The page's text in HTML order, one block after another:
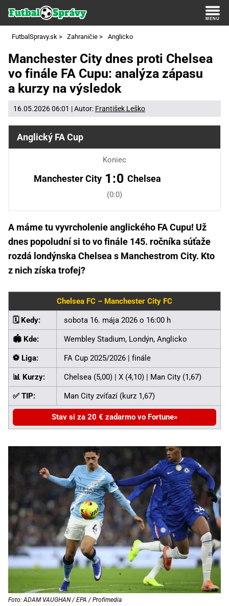
FutbalSpravy.sk > Zahraničie > Anglicko
Manchester City dnes proti Chelsea
vo finále FA Cupu: analýza zápasu
a kurzy na výsledok
16.05.2026 06:01 | Autor: František Leško
Anglický FA Cup
Koniec
Manchester City 1:0 Chelsea
(0:0)
A máme tu vyvrcholenie anglického FA Cupu! Už
dnes popoludní si to vo finále 145. ročníka súťaže
rozdá londýnska Chelsea s Manchestrom City. Kto
z nich získa trofej?
Chelsea FC – Manchester City FC
🗓️ Kedy: sobota 16. mája 2026 o 16:00 h
🏟️ Kde: Wembley Stadium, Londýn, Anglicko
⚽ Liga: FA Cup 2025/2026 | finále
📊 Kurzy: Chelsea (5,00) | X (4,10) | Man City (1,67)
✅ TIP: Man City zvíťazí (kurz 1,67)
Stav si za 20 € zadarmo vo Fortune
Foto: ADAM VAUGHAN / EPA / Profimedia